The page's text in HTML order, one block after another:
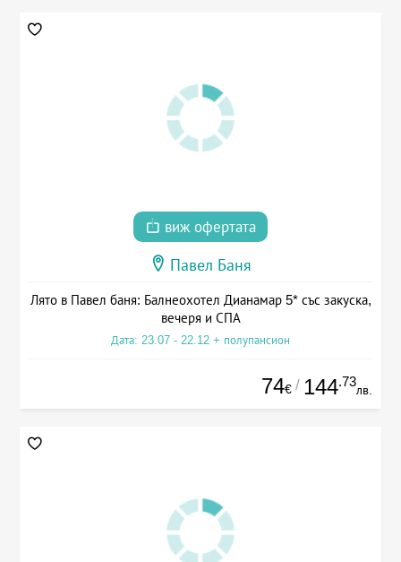
виж офертата
Павел Баня
Лято в Павел баня: Балнеохотел Дианамар 5* със закуска,
вечеря и СПА
Дата: 23.07 - 22.12 + полупансион
74€ / 144.73
лв.